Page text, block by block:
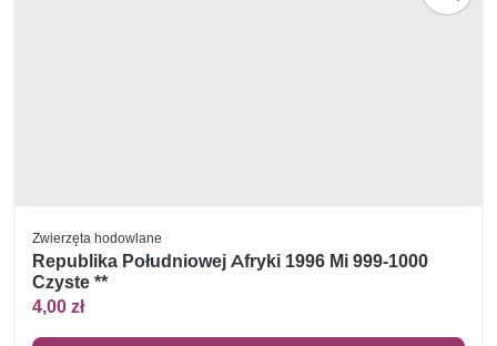
Zwierzęta hodowlane
Republika Południowej Afryki 1996 Mi 999-1000
Czyste **
4,00 zł